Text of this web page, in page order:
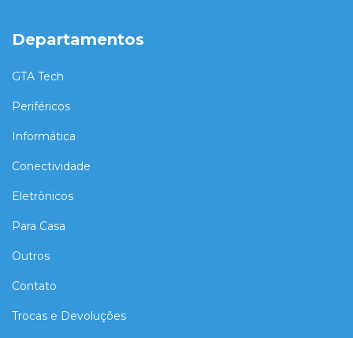
Departamentos
GTA Tech
Periféricos
Informática
Conectividade
Eletrônicos
Para Casa
Outros
Contato
Trocas e Devoluções